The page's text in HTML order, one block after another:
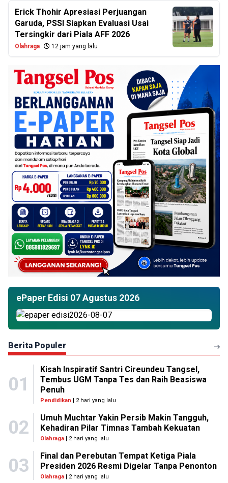
Erick Thohir Apresiasi Perjuangan
Garuda, PSSI Siapkan Evaluasi Usai
Tersingkir dari Piala AFF 2026
Olahraga 12 jam yang lalu
ePaper Edisi 07 Agustus 2026
Berita Populer
01
Kisah Inspiratif Santri Cireundeu Tangsel,
Tembus UGM Tanpa Tes dan Raih Beasiswa
Penuh
Pendidikan | 2 hari yang lalu
02
Umuh Muchtar Yakin Persib Makin Tangguh,
Kehadiran Pilar Timnas Tambah Kekuatan
Olahraga| 2 hari yang lalu
03
Final dan Perebutan Tempat Ketiga Piala
Presiden 2026 Resmi Digelar Tanpa Penonton
Olahraga| 2 hari yang lalu